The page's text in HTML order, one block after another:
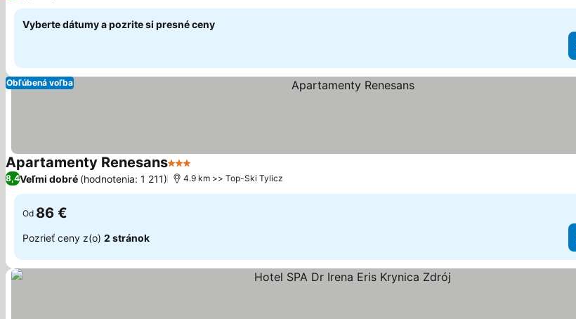
Vyberte dátumy a pozrite si presné ceny
Obľúbená voľba
Apartamenty Renesans3 Počet hviezdičiek
8,4Veľmi dobré (hodnotenia: 1 211) 4.9 km >> Top-Ski Tylicz
Od 86 €
Pozrieť ceny z(o) 2 stránok